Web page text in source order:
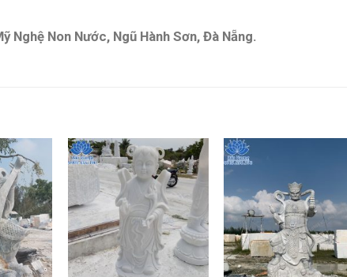
Nghệ Non Nước, Ngũ Hành Sơn, Đà Nẵng.